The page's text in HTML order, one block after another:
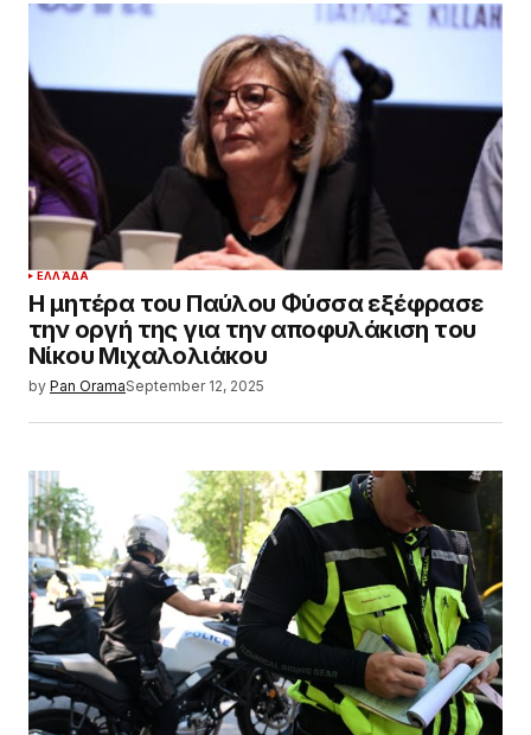
ΕΛΛΆΔΑ
Η μητέρα του Παύλου Φύσσα εξέφρασε
την οργή της για την αποφυλάκιση του
Νίκου Μιχαλολιάκου
by Pan OramaSeptember 12, 2025